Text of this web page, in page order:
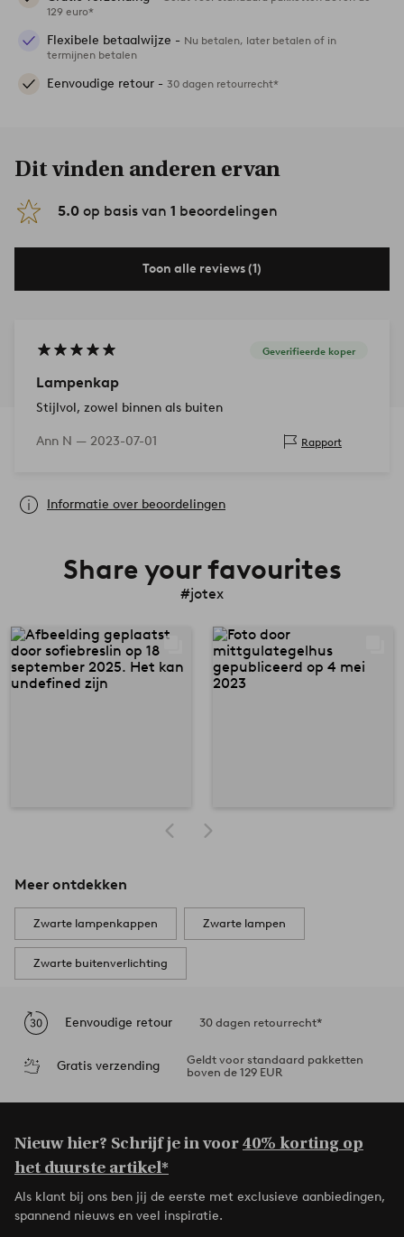
129 euro*
Flexibele betaalwijze - Nu betalen, later betalen of in
termijnen betalen
Eenvoudige retour - 30 dagen retourrecht*
Dit vinden anderen ervan
5.0 op basis van 1 beoordelingen
Toon alle reviews (1)
Geverifieerde koper
Lampenkap
Stijlvol, zowel binnen als buiten
Ann N — 2023-07-01 Rapport
Informatie over beoordelingen
Share your favourites
#jotex
Meer ontdekken
Zwarte lampenkappen Zwarte lampen
Zwarte buitenverlichting
Eenvoudige retour 30 dagen retourrecht*
Gratis verzending
Geldt voor standaard pakketten
boven de 129 EUR
Nieuw hier? Schrijf je in voor40% korting op
het duurste artikel*
Als klant bij ons ben jij de eerste met exclusieve aanbiedingen,
spannend nieuws en veel inspiratie.